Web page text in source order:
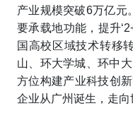
产业规模突破6万亿元
要承载地功能，提升
国高校区域技术转移
山、环大学城、环中
方位构建产业科技创
企业从广州诞生，走向